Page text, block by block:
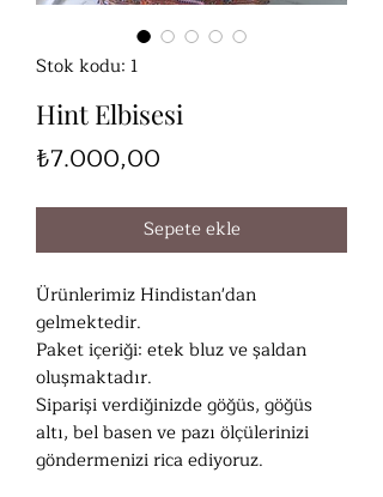
Stok kodu: 1
Hint Elbisesi
₺7.000,00
Sepete ekle
Ürünlerimiz Hindistan'dan
gelmektedir.
Paket içeriği: etek bluz ve şaldan
oluşmaktadır.
Siparişi verdiğinizde göğüs, göğüs
altı, bel basen ve pazı ölçülerinizi
göndermenizi rica ediyoruz.